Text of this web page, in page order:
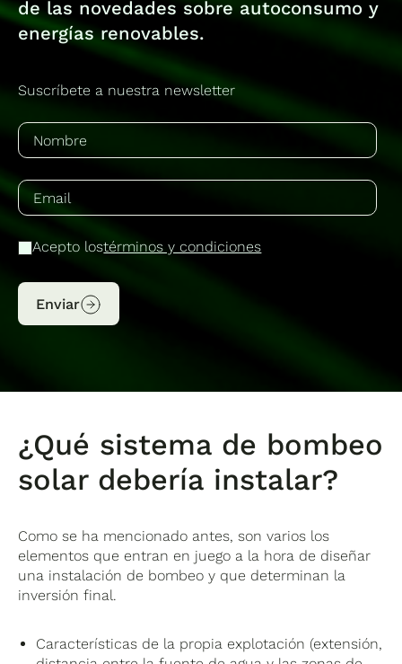
de las novedades sobre autoconsumo y
energías renovables.
Suscríbete a nuestra newsletter
Acepto lostérminos y condiciones
Enviar
¿Qué sistema de bombeo
solar debería instalar?
Como se ha mencionado antes, son varios los
elementos que entran en juego a la hora de diseñar
una instalación de bombeo y que determinan la
inversión final.
Características de la propia explotación (extensión,